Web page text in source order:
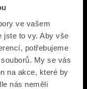
ve vašem
jste to vy. Aby vše
potřebujeme
My se vás
na akce, které by
nás neměli